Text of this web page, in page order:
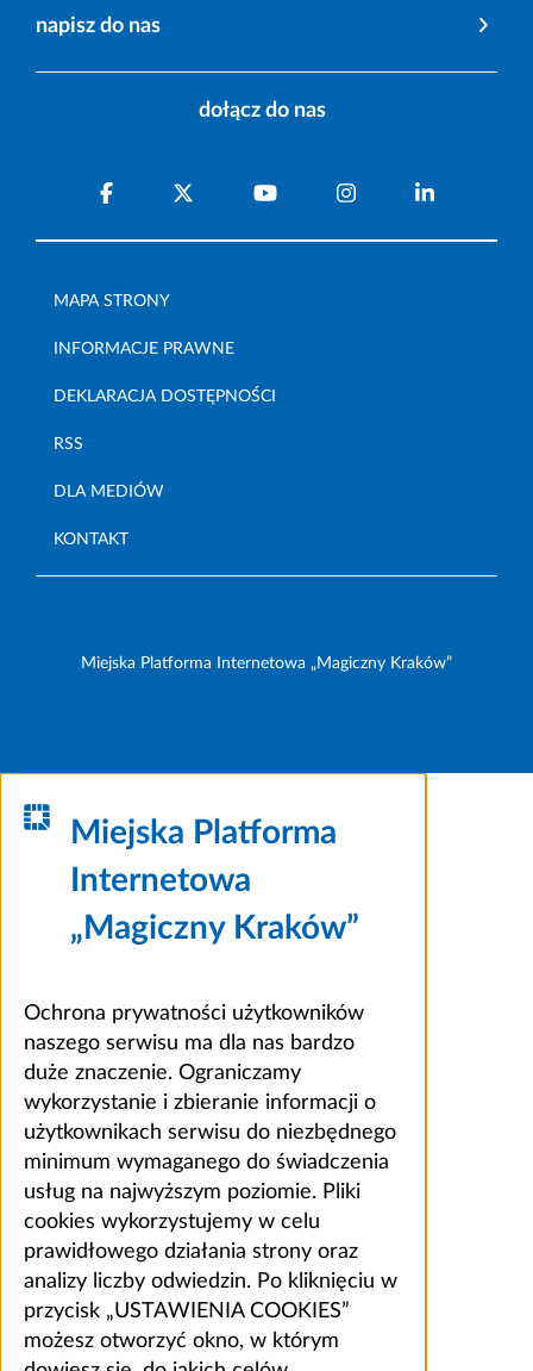
napisz do nas
dołącz do nas
MAPA STRONY
INFORMACJE PRAWNE
DEKLARACJA DOSTĘPNOŚCI
RSS
DLA MEDIÓW
KONTAKT
Miejska Platforma Internetowa „Magiczny Kraków”
Miejska Platforma
Internetowa
„Magiczny Kraków”
Ochrona prywatności użytkowników
naszego serwisu ma dla nas bardzo
duże znaczenie. Ograniczamy
wykorzystanie i zbieranie informacji o
użytkownikach serwisu do niezbędnego
minimum wymaganego do świadczenia
usług na najwyższym poziomie. Pliki
cookies wykorzystujemy w celu
prawidłowego działania strony oraz
analizy liczby odwiedzin. Po kliknięciu w
przycisk „USTAWIENIA COOKIES”
możesz otworzyć okno, w którym